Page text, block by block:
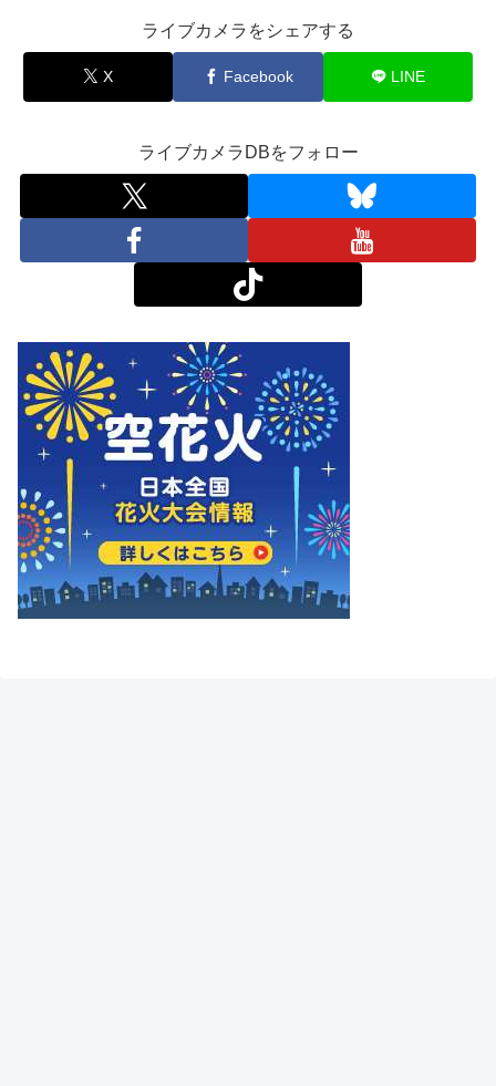
ライブカメラをシェアする
X Facebook LINE
ライブカメラDBをフォロー